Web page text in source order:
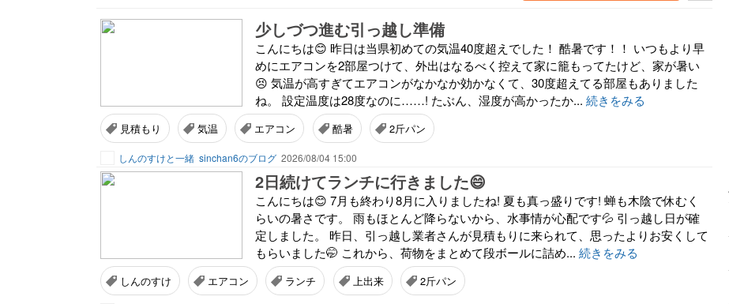
少しづつ進む引っ越し準備
こんにちは😊 昨日は当県初めての気温40度超えでした！ 酷暑です！！ いつもより早
めにエアコンを2部屋つけて、外出はなるべく控えて家に籠もってたけど、家が暑い
😣 気温が高すぎてエアコンがなかなか効かなくて、30度超えてる部屋もありました
ね。 設定温度は28度なのに……! たぶん、湿度が高かったか... 続きをみる
見積もり 気温 エアコン 酷暑 2斤パン
しんのすけと一緒 sinchan6のブログ 2026/08/04 15:00
2日続けてランチに行きました😄
こんにちは😊 7月も終わり8月に入りましたね! 夏も真っ盛りです! 蝉も木陰で休むく
らいの暑さです。 雨もほとんど降らないから、水事情が心配です💦 引っ越し日が確
定しました。 昨日、引っ越し業者さんが見積もりに来られて、思ったよりお安くして
もらいました🤭 これから、荷物をまとめて段ボールに詰め... 続きをみる
しんのすけ エアコン ランチ 上出来 2斤パン